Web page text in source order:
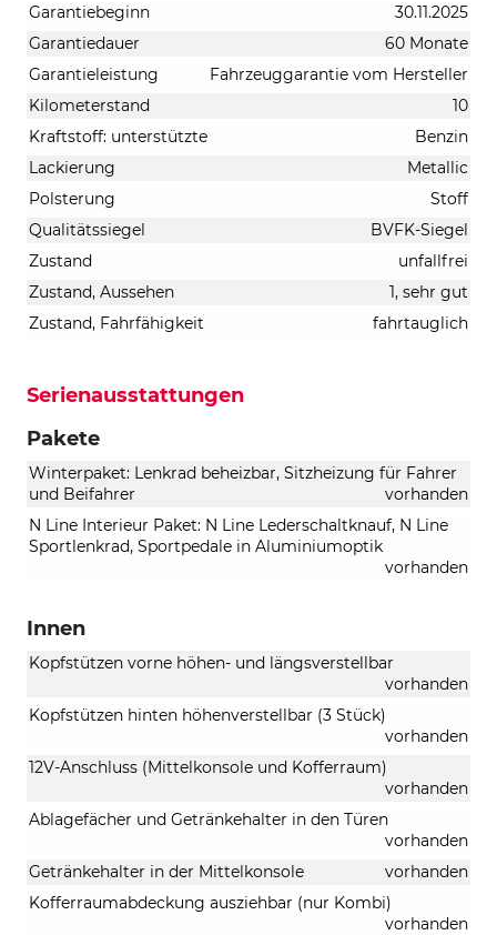
Garantiebeginn
30.11.2025
Garantiedauer
60 Monate
Garantieleistung
Fahrzeuggarantie vom Hersteller
Kilometerstand
10
Kraftstoff: unterstützte
Benzin
Lackierung
Metallic
Polsterung
Stoff
Qualitätssiegel
BVFK-Siegel
Zustand
unfallfrei
Zustand, Aussehen
1, sehr gut
Zustand, Fahrfähigkeit
fahrtauglich
Serienausstattungen
Pakete
Winterpaket: Lenkrad beheizbar, Sitzheizung für Fahrer
und Beifahrer
vorhanden
N Line Interieur Paket: N Line Lederschaltknauf, N Line
Sportlenkrad, Sportpedale in Aluminiumoptik
vorhanden
Innen
Kopfstützen vorne höhen- und längsverstellbar
vorhanden
Kopfstützen hinten höhenverstellbar (3 Stück)
vorhanden
12V-Anschluss (Mittelkonsole und Kofferraum)
vorhanden
Ablagefächer und Getränkehalter in den Türen
vorhanden
Getränkehalter in der Mittelkonsole
vorhanden
Kofferraumabdeckung ausziehbar (nur Kombi)
vorhanden